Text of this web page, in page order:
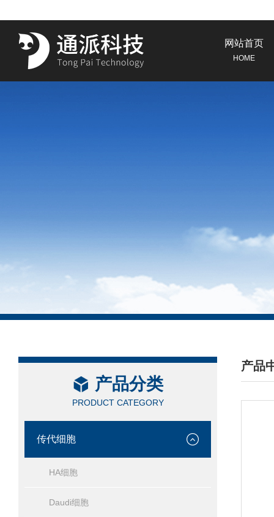
网站首页
HOME
产品分类
PRODUCT CATEGORY
传代细胞
HA细胞
Daudi细胞
产品
/